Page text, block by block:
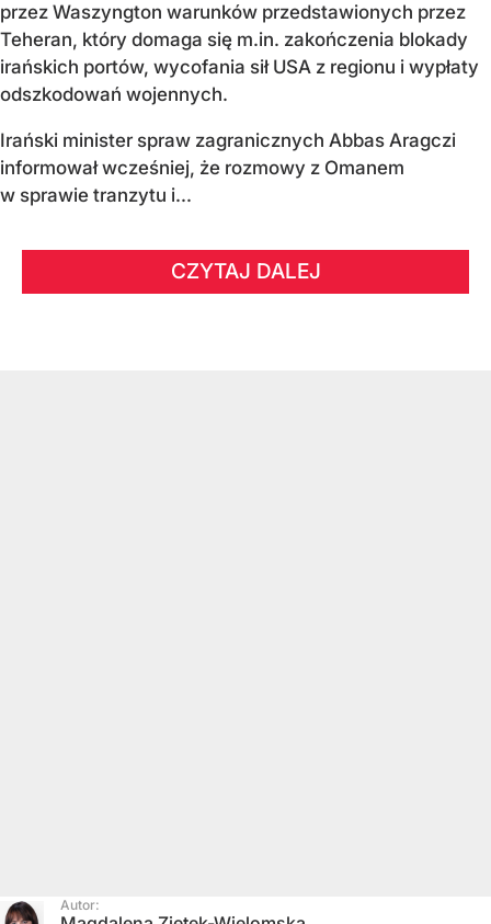
przez Waszyngton warunków przedstawionych przez
Teheran, który domaga się m.in. zakończenia blokady
irańskich portów, wycofania sił USA z regionu i wypłaty
odszkodowań wojennych.
Irański minister spraw zagranicznych Abbas Aragczi
informował wcześniej, że rozmowy z Omanem
w sprawie tranzytu i...
CZYTAJ DALEJ
Autor: